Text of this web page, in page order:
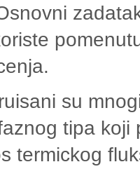
su
tipa
termickog